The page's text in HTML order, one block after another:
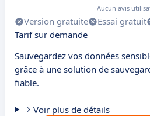
Aucun avis
Version gratuite Essai gratuit
Tarif sur demande
Sauvegardez vos données
grâce à une solution de
fiable.
Voir plus de détails